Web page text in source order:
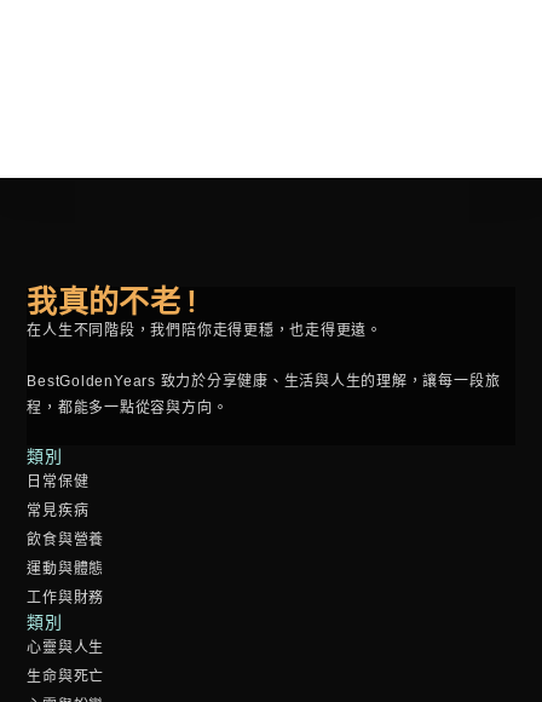
我真的不老 !
在人生不同階段，我們陪你走得更穩，也走得更遠。
BestGoldenYears 致力於分享健康、生活與人生的理解，讓每一段旅
程，都能多一點從容與方向。
類別
日常保健
常見疾病
飲食與營養
運動與體態
工作與財務
類別
心靈與人生
生命與死亡